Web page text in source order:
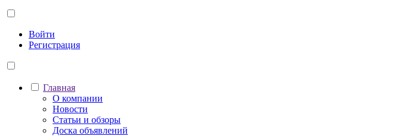
Войти
Регистрация
Главная
О компании
Новости
Статьи и обзоры
Доска объявлений